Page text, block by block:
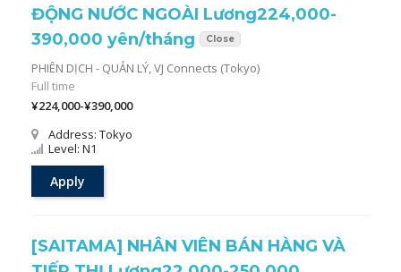
ĐỘNG NƯỚC NGOÀI Lương224,000-
390,000 yên/tháng
Close
PHIÊN DỊCH - QUẢN LÝ,VJ Connects (Tokyo)
Full time
¥224,000-¥390,000
Address: Tokyo
Level: N1
Apply
[SAITAMA] NHÂN VIÊN BÁN HÀNG VÀ